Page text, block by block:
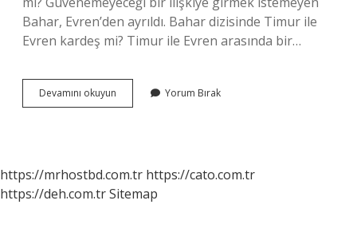
Bahar, Evren’den ayrıldı. Bahar dizisinde Timur ile
Evren kardeş mi? Timur ile Evren arasında bir…
Devamını okuyun
Dizisinde
Yorum Bırak
https://mrhostbd.com.tr https://cato.com.tr
https://deh.com.trSitemap